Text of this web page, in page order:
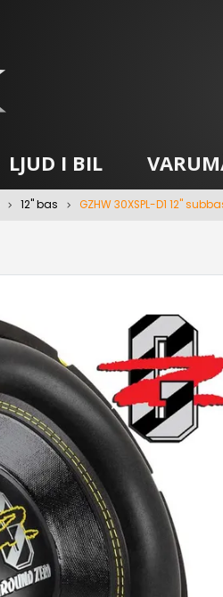
LJUD I BIL
12" bas GZHW 30XSPL-D1 12"